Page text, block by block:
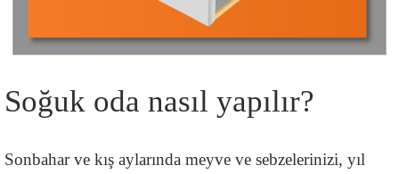
Soğuk oda nasıl yapılır?
Sonbahar ve kış aylarında meyve ve sebzelerinizi, yıl